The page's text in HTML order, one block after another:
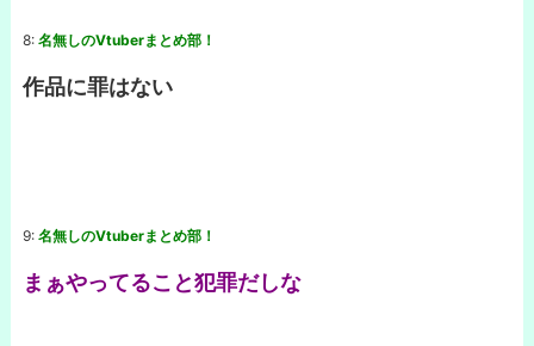
8: 名無しのVtuberまとめ部！
作品に罪はない
9: 名無しのVtuberまとめ部！
まぁやってること犯罪だしな